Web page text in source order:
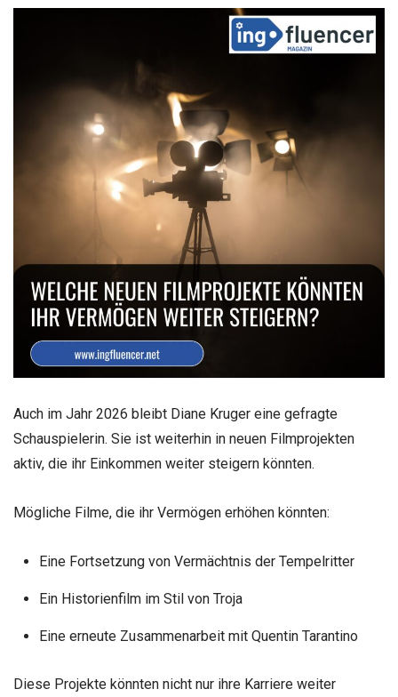
Auch im Jahr 2026 bleibt Diane Kruger eine gefragte
Schauspielerin. Sie ist weiterhin in neuen Filmprojekten
aktiv, die ihr Einkommen weiter steigern könnten.
Mögliche Filme, die ihr Vermögen erhöhen könnten:
Eine Fortsetzung von Vermächtnis der Tempelritter
Ein Historienfilm im Stil von Troja
Eine erneute Zusammenarbeit mit Quentin Tarantino
Diese Projekte könnten nicht nur ihre Karriere weiter